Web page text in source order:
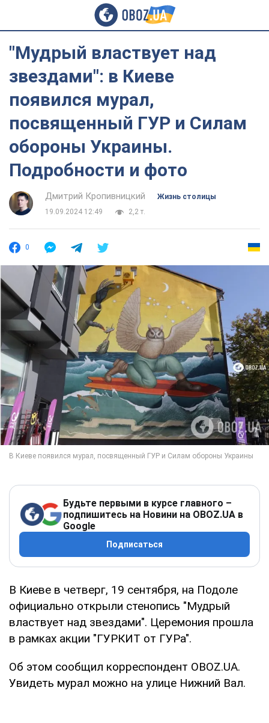
"Мудрый властвует над
звездами": в Киеве
появился мурал,
посвященный ГУР и Силам
обороны Украины.
Подробности и фото
Дмитрий Кропивницкий
Жизнь столицы
19.09.2024 12:49
2,2 т.
0
Будьте первыми в курсе главного –
подпишитесь на Новини на OBOZ.UA в
Google
Подписаться
В Киеве в четверг, 19 сентября, на Подоле
официально открыли стенопись "Мудрый
властвует над звездами". Церемония прошла
в рамках акции "ГУРКИТ от ГУРа".
Об этом сообщил корреспондент OBOZ.UA.
Увидеть мурал можно на улице Нижний Вал.